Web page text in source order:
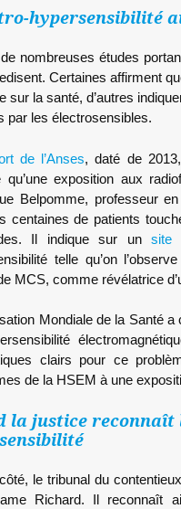
hypersensibilité
nombreuses études
Certaines affirment
sur la santé, d’autres
par les électrosensibles.
de l’Anses, daté de
qu’une exposition aux
Belpomme, professeur
centaines de patients
Il indique sur unsite
telle qu’on
MCS, comme révélatrice
Mondiale de la Santé
clairs pour ce
de la HSEM à une
la justice reconnaît
le tribunal du
Richard. Il reconnaît